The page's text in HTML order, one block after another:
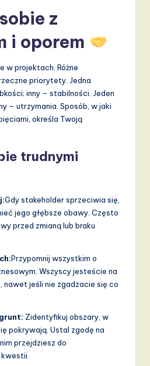
z
i oporem
w projektach. Różne
priorytety. Jedna
inny – stabilności. Jeden
– utrzymania. Sposób, w jaki
określa Twoją
trudnymi
Gdy stakeholder sprzeciwia się,
jego głębsze obawy. Często
przed zmianą lub braku
Przypomnij wszystkim o
Wszyscy jesteście na
nawet jeśli nie zgadzacie się co
Zidentyfikuj obszary, w
pokrywają. Ustal zgodę na
przejdziesz do